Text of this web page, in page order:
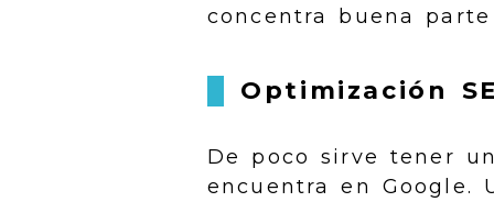
concentra buena
Optimización
De poco sirve tener
encuentra en Google.